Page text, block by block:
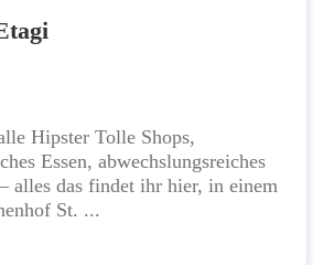
Hipster Tolle Shops,
Essen, abwechslungsreiches
alles das findet ihr hier, in einem
St. ...